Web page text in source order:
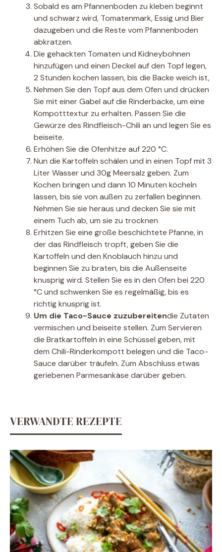
Sobald es am Pfannenboden zu kleben beginnt
und schwarz wird, Tomatenmark, Essig und Bier
dazugeben und die Reste vom Pfannenboden
abkratzen.
Die gehackten Tomaten und Kidneybohnen
hinzufügen und einen Deckel auf den Topf legen,
2 Stunden kochen lassen, bis die Backe weich ist,
Nehmen Sie den Topf aus dem Ofen und drücken
Sie mit einer Gabel auf die Rinderbacke, um eine
Kompotttextur zu erhalten. Passen Sie die
Gewürze des Rindfleisch-Chili an und legen Sie es
beiseite.
Erhöhen Sie die Ofenhitze auf 220 °C.
Nun die Kartoffeln schälen und in einen Topf mit 3
Liter Wasser und 30g Meersalz geben. Zum
Kochen bringen und dann 10 Minuten köcheln
lassen, bis sie von außen zu zerfallen beginnen.
Nehmen Sie sie heraus und decken Sie sie mit
einem Tuch ab, um sie zu trocknen
Erhitzen Sie eine große beschichtete Pfanne, in
der das Rindfleisch tropft, geben Sie die
Kartoffeln und den Knoblauch hinzu und
beginnen Sie zu braten, bis die Außenseite
knusprig wird. Stellen Sie es in den Ofen bei 220
°C und schwenken Sie es regelmäßig, bis es
richtig knusprig ist.
Um die Taco-Sauce zuzubereitendie Zutaten
vermischen und beiseite stellen. Zum Servieren
die Bratkartoffeln in eine Schüssel geben, mit
dem Chili-Rinderkompott belegen und die Taco-
Sauce darüber träufeln. Zum Abschluss etwas
geriebenen Parmesankäse darüber geben.
VERWANDTE REZEPTE